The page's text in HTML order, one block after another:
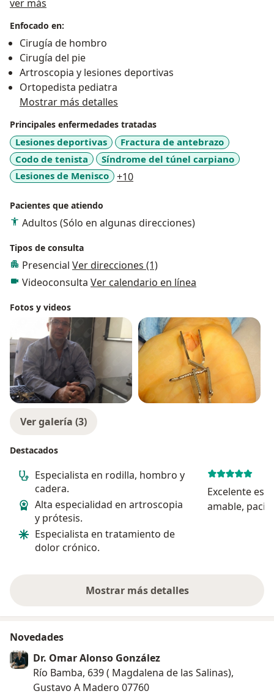
PRIMORDIAL LOGRAR UN DIAGNOSTICO DE CERTEZA
DIAGNOSTICO SE NECESITA REALIZAR UN
INTERROGATORIO ADECUADO, UN EXAMEN FISICO
CON EXPERIENCIA MEDICA Y VALORACIÓN DE
ESTUDIOS DE LABORATORIOS CORRECTAMENTE
INDICADOS.
MI CONSULTA OFRECE SIEMPRE LAS SIGUIENTES
CARACTERÍSTICA (SER DINÁMICA, COMUNICATIVA, DE
CERCANÍA, CON LENGUAJE CLARO, CON TIEMPOS
PARA INTERROGAR, ESCUCHAR, EXAMINAR Y EXPLICAR
POSIBILIDADES DIAGNOSTICAS, ESTUDIOS A REALIZAR
Y POSIBILIDADES DE TRATAMIENTO.
ver más
Enfocado en:
Cirugía de hombro
Cirugía del pie
Artroscopia y lesiones deportivas
Ortopedista pediatra
Mostrar más detalles
Principales enfermedades tratadas
Lesiones deportivas
Fractura de antebrazo
Codo de tenista
Síndrome del túnel carpiano
Lesiones de Menisco
+10a11y_sr_more_diseases
Pacientes que atiendo
Adultos (Sólo en algunas direcciones)
Tipos de consulta
Presencial Ver direcciones (1)
Videoconsulta Ver calendario en línea
Fotos y videos
Ver galería (3)
Destacados
Especialista en rodilla, hombro y
cadera.
Alta especialidad en artroscopia
y prótesis.
Especialista en tratamiento de
dolor crónico.
Excelente
amable,
Mostrar más detalles
sobre la experiencia
Novedades
Dr. Omar Alonso González
Río Bamba, 639 ( Magdalena de las Salinas),
Gustavo A Madero 07760